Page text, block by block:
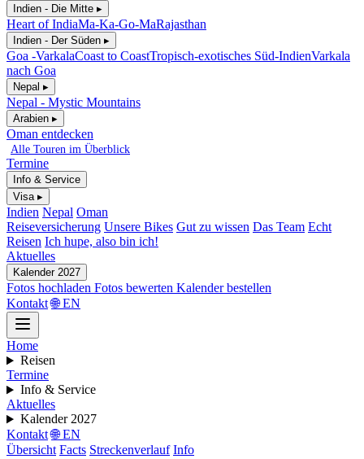
Indien - Die Mitte ▸
Heart of IndiaMa-Ka-Go-MaRajasthan
Indien - Der Süden ▸
Goa -VarkalaCoast to CoastTropisch-exotisches Süd-IndienVarkala
nach Goa
Nepal ▸
Nepal - Mystic Mountains
Arabien ▸
Oman entdecken
Alle Touren im Überblick
Termine
Info & Service
Visa ▸
Indien Nepal Oman
Reiseversicherung Unsere Bikes Gut zu wissen Das Team Echt
Reisen Ich hupe, also bin ich!
Aktuelles
Kalender 2027
Fotos hochladen Fotos bewerten Kalender bestellen
Kontakt 🌐 EN
Home
Reisen
Termine
Info & Service
Aktuelles
Kalender 2027
Kontakt 🌐 EN
Übersicht Facts Streckenverlauf Info